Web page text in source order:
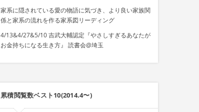
家系に隠されている愛の物語に気づき、より良い家族関
係と家系の流れを作る家系図リーディング
4/13&4/27&5/10 吉武大輔認定『やさしすぎるあなたが
お金持ちになる生き方』 読書会@埼玉
累積閲覧数ベスト10(2014.4〜)